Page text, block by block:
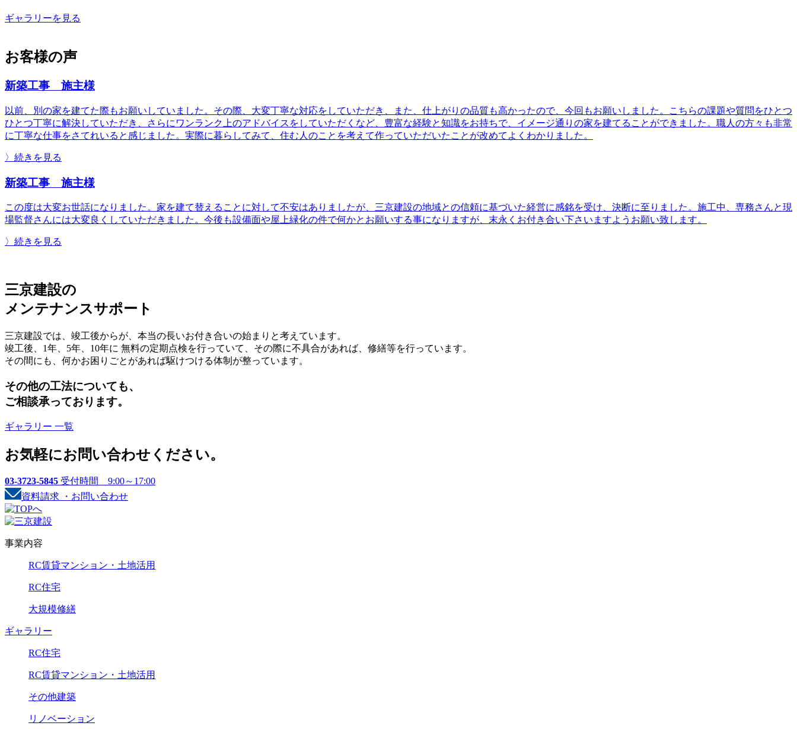
ギャラリーを見る
お客様の声
新築工事 施主様
以前、別の家を建てた際もお願いしていました。その際、大変丁寧な対応をしていただき、また、仕上がりの品質も高かったので、今回もお願いしました。こちらの課題や質問をひとつ
ひとつ丁寧に解決していただき、さらにワンランク上のアドバイスをしていただくなど、豊富な経験と知識をお持ちで、イメージ通りの家を建てることができました。職人の方々も非常
に丁寧な仕事をさてれいると感じました。実際に暮らしてみて、住む人のことを考えて作っていただいたことが改めてよくわかりました。
〉続きを見る
新築工事 施主様
この度は大変お世話になりました。家を建て替えることに対して不安はありましたが、三京建設の地域との信頼に基づいた経営に感銘を受け、決断に至りました。施工中、専務さんと現
場監督さんには大変良くしていただきました。今後も設備面や屋上緑化の件で何かとお願いする事になりますが、末永くお付き合い下さいますようお願い致します。
〉続きを見る
三京建設の
メンテナンスサポート
三京建設では、竣工後からが、本当の長いお付き合いの始まりと考えています。
竣工後、1年、5年、10年に 無料の定期点検を行っていて、その際に不具合があれば、修繕等を行っています。
その間にも、何かお困りごとがあれば駆けつける体制が整っています。
その他の工法についても、
ご相談承っております。
ギャラリー 一覧
お気軽にお問い合わせください。
03-3723-5845 受付時間 9:00～17:00
資料請求 ・お問い合わせ
事業内容
RC賃貸マンション・土地活用
RC住宅
大規模修繕
ギャラリー
RC住宅
RC賃貸マンション・土地活用
その他建築
リノベーション